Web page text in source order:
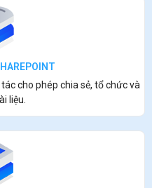
cho phép chia sẻ, tổ chức và
liệu.